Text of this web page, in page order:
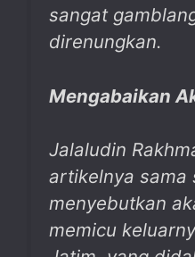
sangat
direnungkan.
Mengabaikan
Jalaludin
artikelnya sama
menyebutkan
memicu